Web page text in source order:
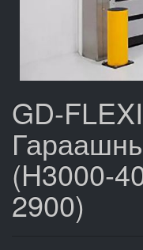
GD-
(H3000-
2900)